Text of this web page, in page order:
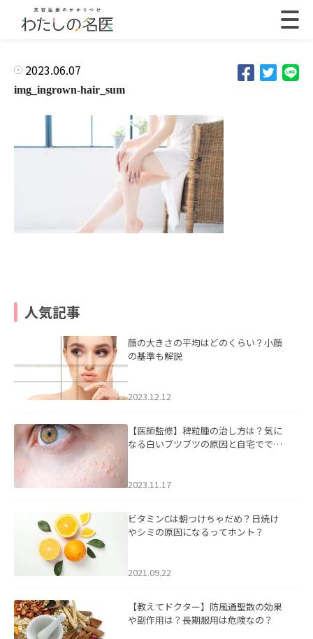
2023.06.07
img_ingrown-hair_sum
人気記事
顔の大きさの平均はどのくらい？小顔
の基準も解説
2023.12.12
【医師監修】稗粒腫の治し方は？気に
なる白いブツブツの原因と自宅ででき
2023.11.17
ビタミンCは朝つけちゃだめ？日焼け
やシミの原因になるってホント？
2021.09.22
【教えてドクター】防風通聖散の効果
や副作用は？長期服用は危険なの？